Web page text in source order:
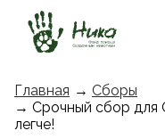
Главная → Сборы
→ Срочный сбор
легче!